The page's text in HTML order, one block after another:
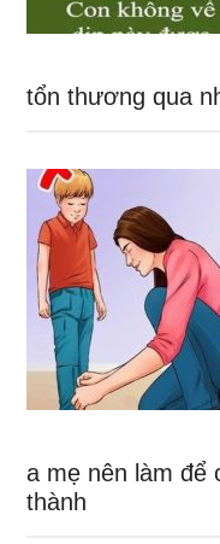
tổn thương qua
a mẹ nên làm để
thành